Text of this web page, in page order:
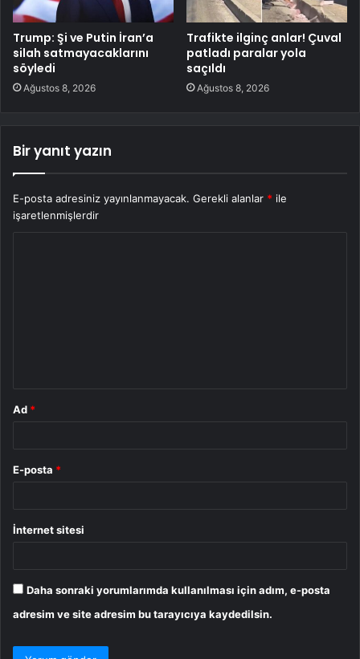
Trump: Şi ve Putin İran’a
silah satmayacaklarını
söyledi
Ağustos 8, 2026
Trafikte ilginç anlar! Çuval
patladı paralar yola
saçıldı
Ağustos 8, 2026
Bir yanıt yazın
E-posta adresiniz yayınlanmayacak. Gerekli alanlar * ile
işaretlenmişlerdir
Ad *
E-posta *
İnternet sitesi
Daha sonraki yorumlarımda kullanılması için adım, e-posta
adresim ve site adresim bu tarayıcıya kaydedilsin.